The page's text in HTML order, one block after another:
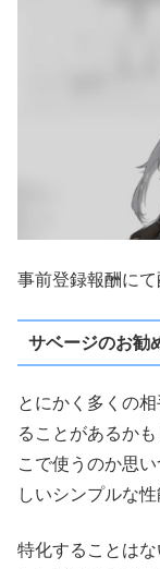
事前登録報酬にて
サベージのお勧
とにかく多くの
ることがあるか
こで使うのか思
しいシンプルな性
特化することは